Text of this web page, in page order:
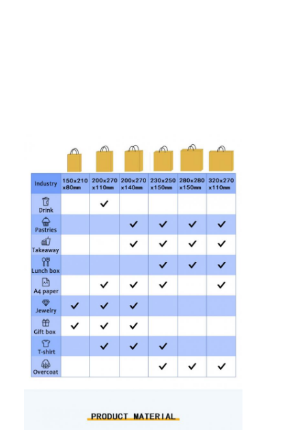
Impression de brochures sur mesure
Paquet rouge personnalisé